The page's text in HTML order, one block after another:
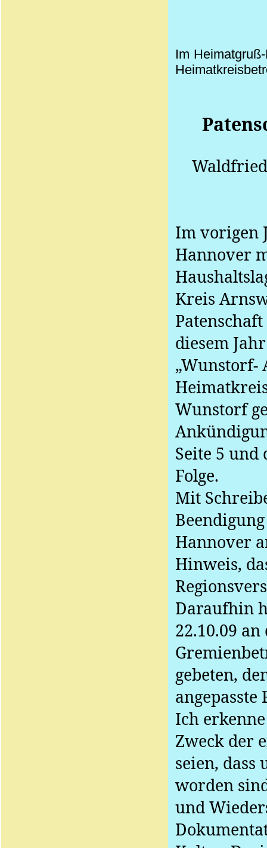
Im
Waldfried
Im vorigen
Hannover
Kreis
diesem
„Wunstorf-
Wunstorf
Seite 5
Folge.
Mit
Hannover
Hinweis,
Daraufhin
22.10.09
gebeten,
Ich
Zweck der
seien,
worden
und